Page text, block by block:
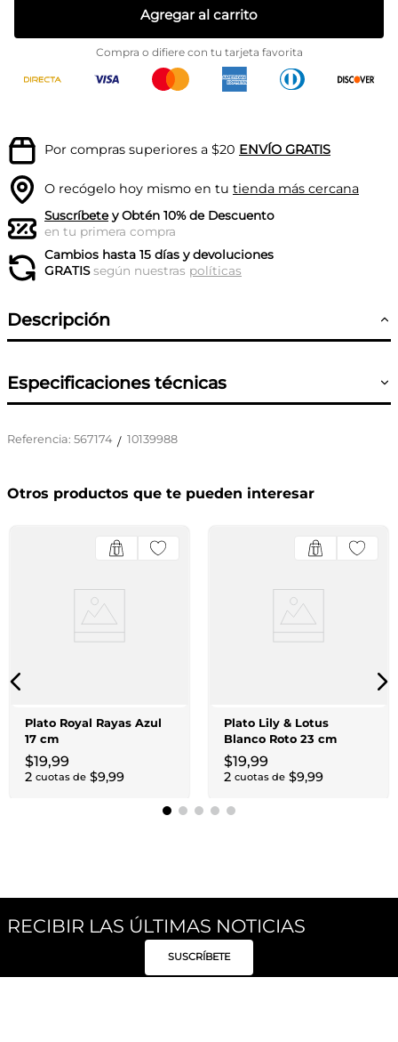
Agregar al carrito
Compra o difiere con tu tarjeta favorita
Por compras superiores a $20 ENVÍO GRATIS
O recógelo hoy mismo en tu tienda más cercana
Suscríbetey Obtén 10% de Descuento
en tu primera compra
Cambios hasta 15 días y devoluciones
GRATISsegún nuestras políticas
Descripción
Especificaciones técnicas
Referencia: 567174 / 10139988
Otros productos que te pueden interesar
Plato Royal Rayas Azul
17 cm
$19,99
2 cuotas de $9,99
Plato Lily & Lotus
Blanco Roto 23 cm
$19,99
2 cuotas de $9,99
RECIBIR LAS ÚLTIMAS NOTICIAS
SUSCRÍBETE